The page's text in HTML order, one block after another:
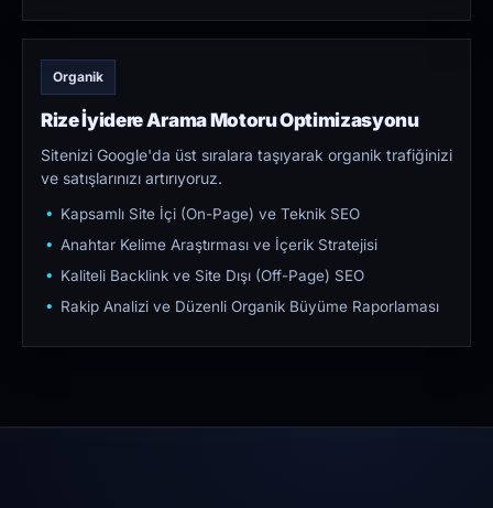
Organik
Rize İyidere Arama Motoru Optimizasyonu
Sitenizi Google'da üst sıralara taşıyarak organik trafiğinizi
ve satışlarınızı artırıyoruz.
Kapsamlı Site İçi (On-Page) ve Teknik SEO
Anahtar Kelime Araştırması ve İçerik Stratejisi
Kaliteli Backlink ve Site Dışı (Off-Page) SEO
Rakip Analizi ve Düzenli Organik Büyüme Raporlaması